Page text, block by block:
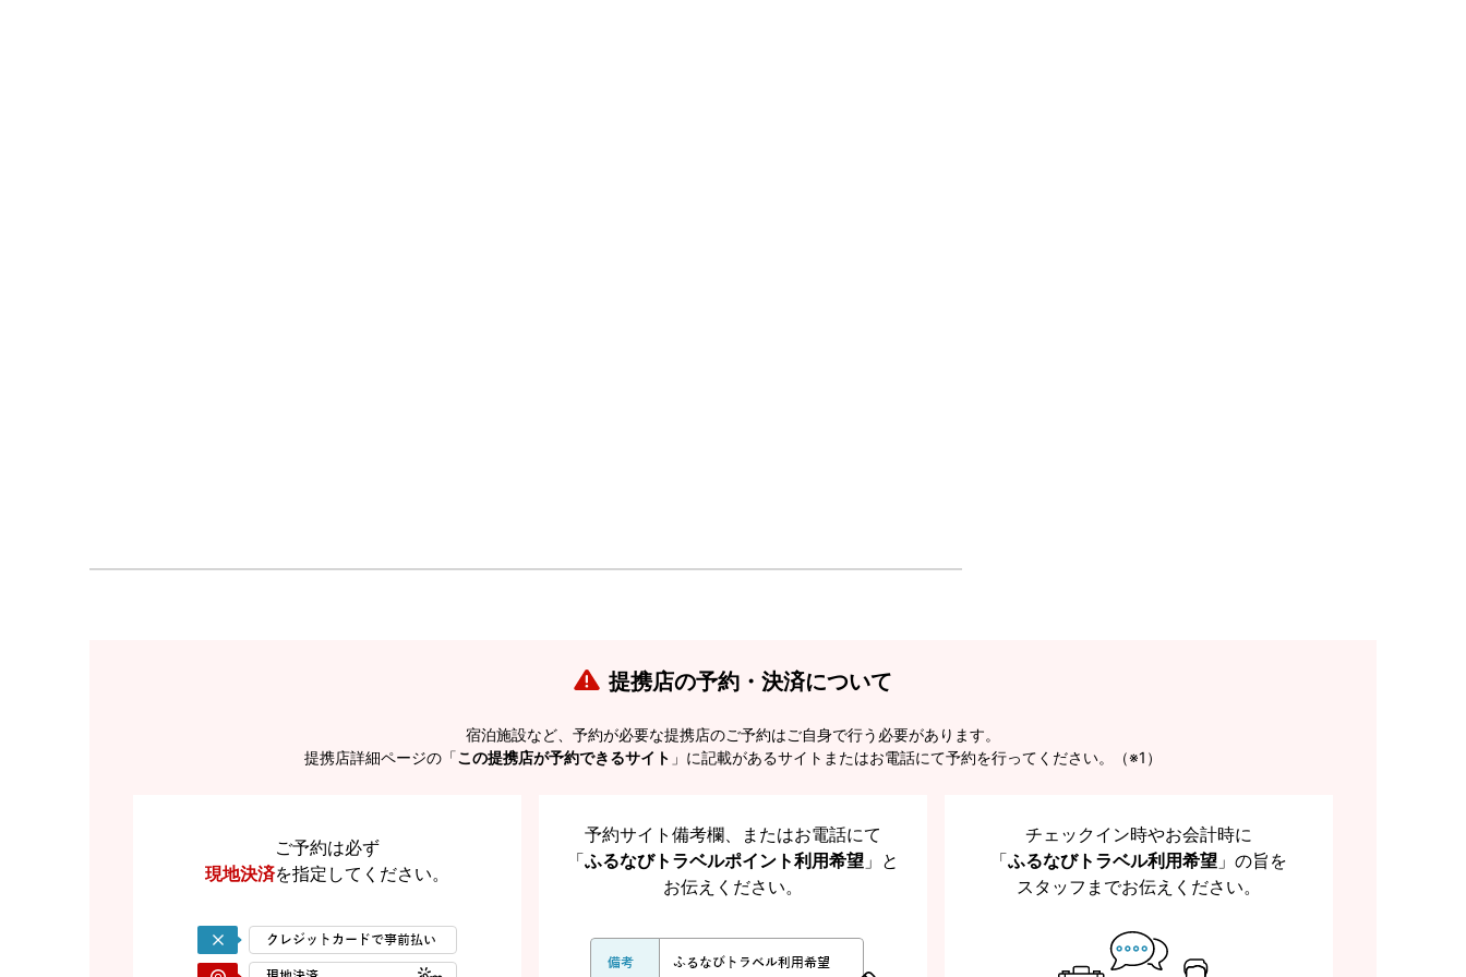
提携店の予約・決済について
宿泊施設など、予約が必要な提携店のご予約はご自身で行う必要があります。
提携店詳細ページの「この提携店が予約できるサイト 」に記載があるサイトまたはお電話にて予約を行ってください。（※1）
ご予約は必ず
現地決済を指定してください。
予約サイト備考欄、またはお電話にて
「ふるなびトラベルポイント利用希望 」と
お伝えください。
チェックイン時やお会計時に
「ふるなびトラベル利用希望 」の旨を
スタッフまでお伝えください。